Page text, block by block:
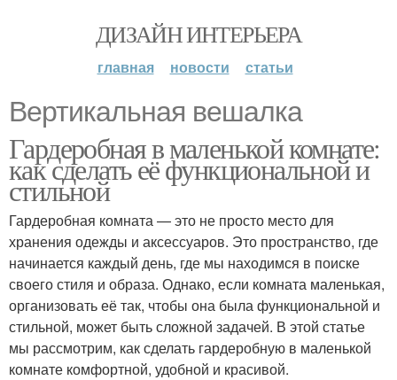
ДИЗАЙН ИНТЕРЬЕРА
главная новости статьи
Вертикальная вешалка
Гардеробная в маленькой комнате:
как сделать её функциональной и
стильной
Гардеробная комната — это не просто место для
хранения одежды и аксессуаров. Это пространство, где
начинается каждый день, где мы находимся в поиске
своего стиля и образа. Однако, если комната маленькая,
организовать её так, чтобы она была функциональной и
стильной, может быть сложной задачей. В этой статье
мы рассмотрим, как сделать гардеробную в маленькой
комнате комфортной, удобной и красивой.